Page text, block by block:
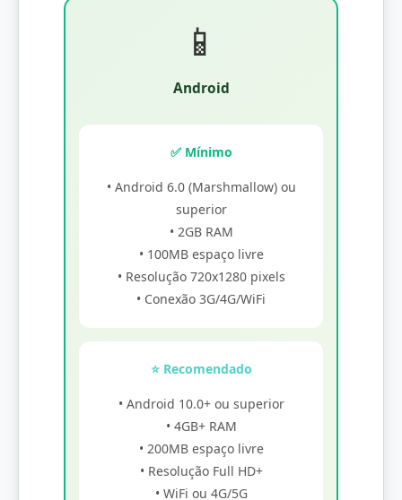
📱
Android
✅ Mínimo
• Android 6.0 (Marshmallow) ou
superior
• 2GB RAM
• 100MB espaço livre
• Resolução 720x1280 pixels
• Conexão 3G/4G/WiFi
⭐ Recomendado
• Android 10.0+ ou superior
• 4GB+ RAM
• 200MB espaço livre
• Resolução Full HD+
• WiFi ou 4G/5G